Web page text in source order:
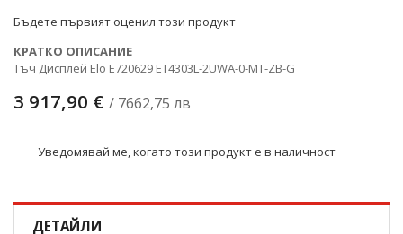
Бъдете първият оценил този продукт
КРАТКО ОПИСАНИЕ
Тъч Дисплей Elo E720629 ET4303L-2UWA-0-MT-ZB-G
3 917,90 € / 7662,75 лв
Уведомявай ме, когато този продукт е в наличност
снимки
ДЕТАЙЛИ